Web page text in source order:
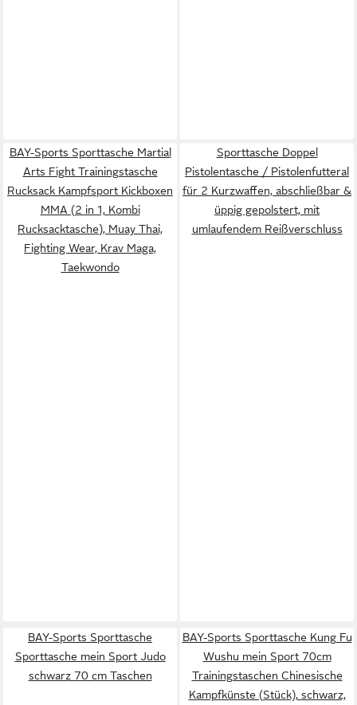
BAY-Sports Sporttasche Martial
Arts Fight Trainingstasche
Rucksack Kampfsport Kickboxen
MMA (2 in 1, Kombi
Rucksacktasche), Muay Thai,
Fighting Wear, Krav Maga,
Taekwondo
Sporttasche Doppel
Pistolentasche / Pistolenfutteral
für 2 Kurzwaffen, abschließbar &
üppig gepolstert, mit
umlaufendem Reißverschluss
BAY-Sports Sporttasche
Sporttasche mein Sport Judo
schwarz 70 cm Taschen
BAY-Sports Sporttasche Kung Fu
Wushu mein Sport 70cm
Trainingstaschen Chinesische
Kampfkünste (Stück), schwarz,